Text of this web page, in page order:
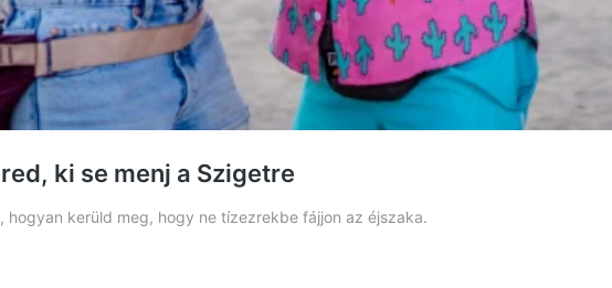
ki se menj a Szigetre
kerüld meg, hogy ne tízezrekbe fájjon az éjszaka.